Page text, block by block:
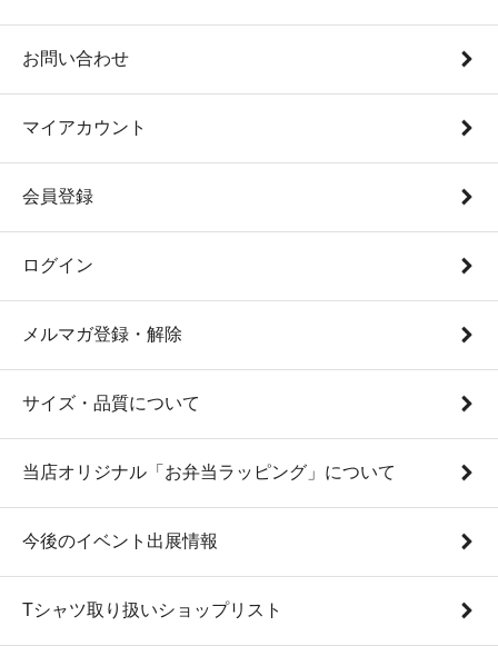
お問い合わせ
マイアカウント
会員登録
ログイン
メルマガ登録・解除
サイズ・品質について
当店オリジナル「お弁当ラッピング」について
今後のイベント出展情報
Tシャツ取り扱いショップリスト